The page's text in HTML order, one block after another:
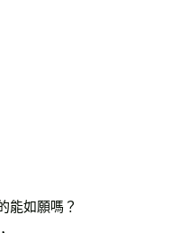
能如願嗎？